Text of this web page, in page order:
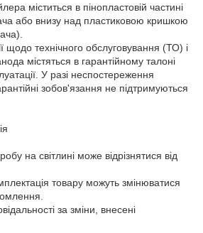
міститься в пінопластовій частині
або внизу над пластиковою кришкою
щодо технічного обслуговування (ТО) і
містяться в гарантійному талоні
У разі неспостереження
зобов'язання не підтримуються
на світлині може відрізнятися від
товару можуть змінюватися
за зміни, внесені